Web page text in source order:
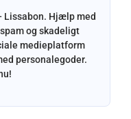
Lissabon. Hjælp med
og skadeligt
medieplatform
personalegoder.